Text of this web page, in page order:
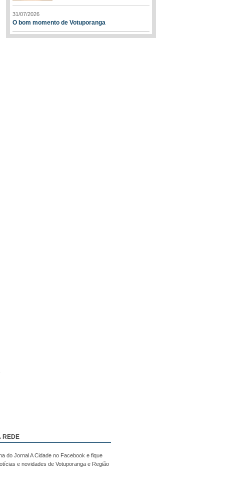
31/07/2026
O bom momento de Votuporanga
REDE
do Jornal A Cidade no Facebook e fique
e novidades de Votuporanga e Região